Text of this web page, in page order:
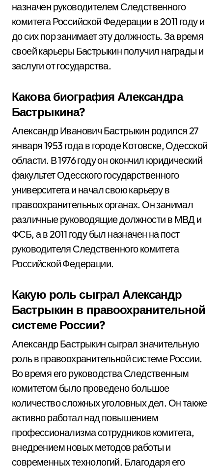
назначен руководителем Следственного
комитета Российской Федерации в 2011 году и
до сих пор занимает эту должность. За время
своей карьеры Бастрыкин получил награды и
заслуги от государства.
Какова биография Александра
Бастрыкина?
Александр Иванович Бастрыкин родился 27
января 1953 года в городе Котовске, Одесской
области. В 1976 году он окончил юридический
факультет Одесского государственного
университета и начал свою карьеру в
правоохранительных органах. Он занимал
различные руководящие должности в МВД и
ФСБ, а в 2011 году был назначен на пост
руководителя Следственного комитета
Российской Федерации.
Какую роль сыграл Александр
Бастрыкин в правоохранительной
системе России?
Александр Бастрыкин сыграл значительную
роль в правоохранительной системе России.
Во время его руководства Следственным
комитетом было проведено большое
количество сложных уголовных дел. Он также
активно работал над повышением
профессионализма сотрудников комитета,
внедрением новых методов работы и
современных технологий. Благодаря его